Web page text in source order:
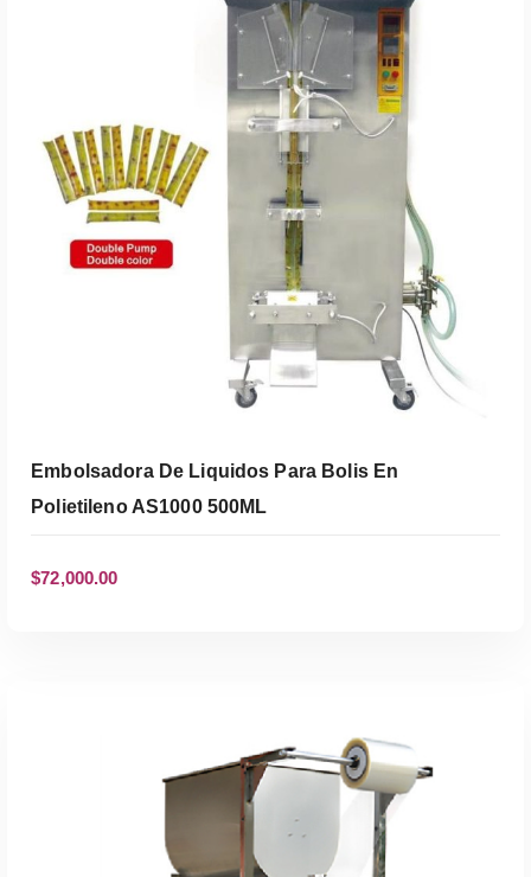
Leer Más
Embolsadora De Liquidos Para Bolis En
Polietileno AS1000 500ML
$72,000.00